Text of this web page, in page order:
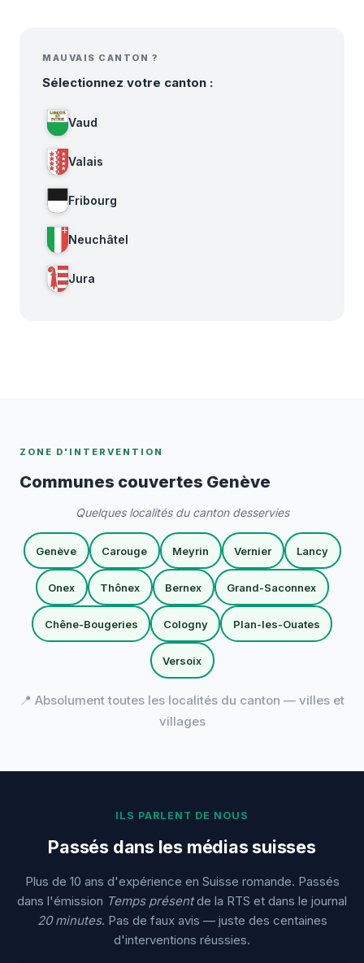
MAUVAIS CANTON ?
Sélectionnez votre canton :
Vaud
Valais
Fribourg
Neuchâtel
Jura
ZONE D'INTERVENTION
Communes couvertes Genève
Quelques localités du canton desservies
Genève Carouge Meyrin Vernier Lancy
Onex Thônex Bernex Grand-Saconnex
Chêne-Bougeries Cologny Plan-les-Ouates
Versoix
📍 Absolument toutes les localités du canton — villes et
villages
ILS PARLENT DE NOUS
Passés dans les médias suisses
Plus de 10 ans d'expérience en Suisse romande. Passés
dans l'émission Temps présentde la RTS et dans le journal
20 minutes. Pas de faux avis — juste des centaines
d'interventions réussies.